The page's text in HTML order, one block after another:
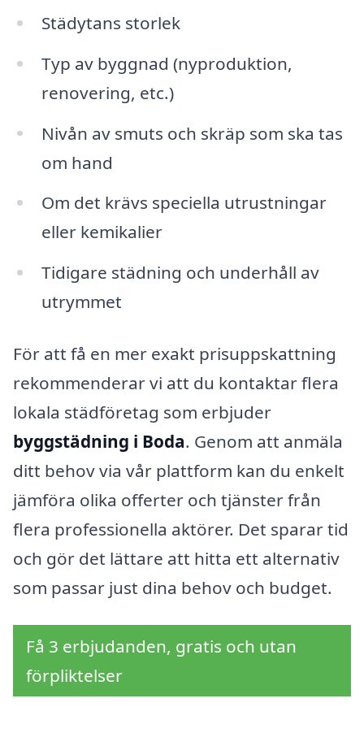
Städytans storlek
Typ av byggnad (nyproduktion,
renovering, etc.)
Nivån av smuts och skräp som ska tas
om hand
Om det krävs speciella utrustningar
eller kemikalier
Tidigare städning och underhåll av
utrymmet
För att få en mer exakt prisuppskattning
rekommenderar vi att du kontaktar flera
lokala städföretag som erbjuder
byggstädning i Boda. Genom att anmäla
ditt behov via vår plattform kan du enkelt
jämföra olika offerter och tjänster från
flera professionella aktörer. Det sparar tid
och gör det lättare att hitta ett alternativ
som passar just dina behov och budget.
Få 3 erbjudanden, gratis och utan
förpliktelser